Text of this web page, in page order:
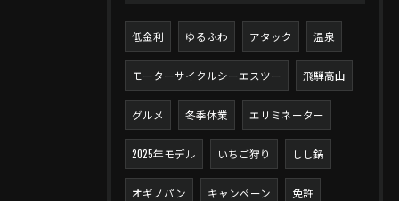
低金利 ゆるふわ アタック 温泉
モーターサイクルシーエスツー 飛騨高山
グルメ 冬季休業 エリミネーター
2025年モデル いちご狩り しし鍋
オギノパン キャンペーン 免許